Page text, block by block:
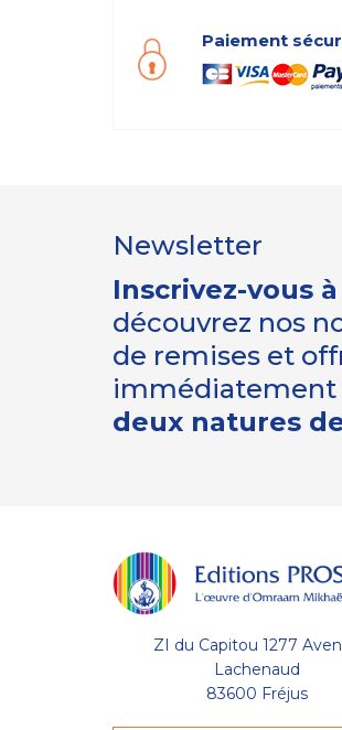
des Cookies
Les Éditions Prosveta utilisent des
cookies nécessaires au bon
navigation : conservation de votre liste
votre panier, avec ou sans compte
catégories de cookies peuvent être
statistiques : temps de visite sur une
Paiement
Newsletter
Inscrivez-vous
découvrez nos
de remises et
immédiatement
deux natures
ZI du Capitou 1277
Lachenaud
83600 Fréjus